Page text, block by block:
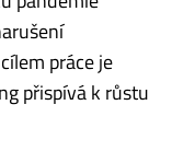
práce je
přispívá k růstu